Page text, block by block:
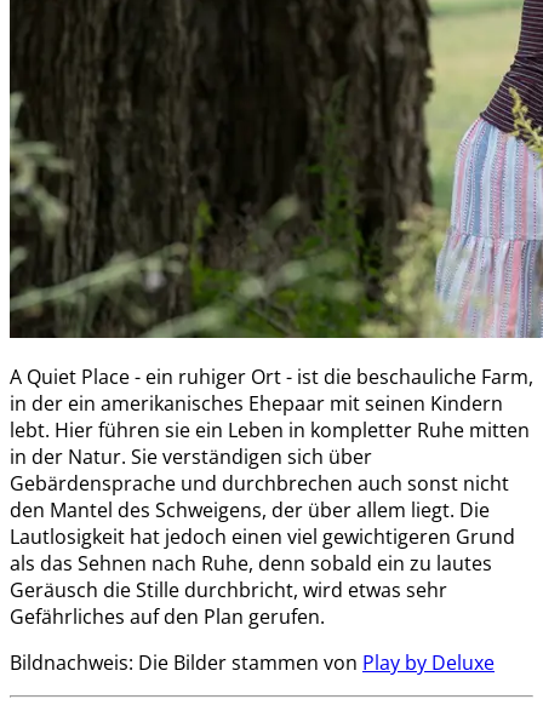
A Quiet Place - ein ruhiger Ort - ist die beschauliche Farm,
in der ein amerikanisches Ehepaar mit seinen Kindern
lebt. Hier führen sie ein Leben in kompletter Ruhe mitten
in der Natur. Sie verständigen sich über
Gebärdensprache und durchbrechen auch sonst nicht
den Mantel des Schweigens, der über allem liegt. Die
Lautlosigkeit hat jedoch einen viel gewichtigeren Grund
als das Sehnen nach Ruhe, denn sobald ein zu lautes
Geräusch die Stille durchbricht, wird etwas sehr
Gefährliches auf den Plan gerufen.
Bildnachweis: Die Bilder stammen von Play by Deluxe